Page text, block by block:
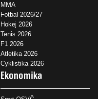
MMA
Fotbal 2026/27
Hokej 2026
Tenis 2026
F1 2026
Atletika 2026
Cyklistika 2026
Ekonomika